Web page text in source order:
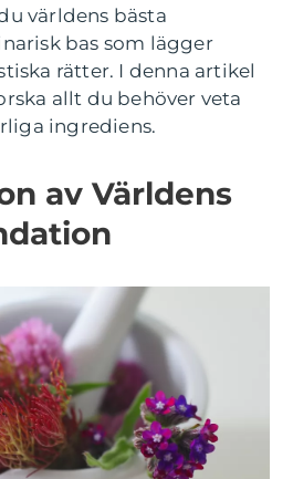
världens bästa
bas som lägger
rätter. I denna artikel
allt du behöver veta
ingrediens.
av Världens